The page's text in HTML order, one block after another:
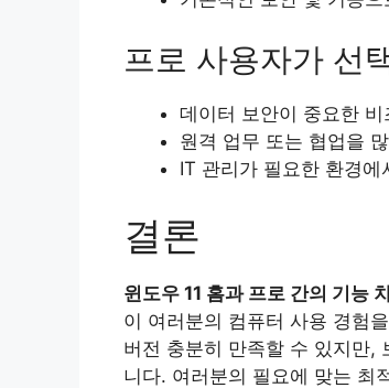
프로 사용자가 선
데이터 보안이 중요한
원격 업무 또는 협업을
IT 관리가 필요한 환경에
결론
윈도우 11 홈과 프로 간의 기능
이 여러분의 컴퓨터 사용 경험
버전 충분히 만족할 수 있지만,
니다. 여러분의 필요에 맞는 최